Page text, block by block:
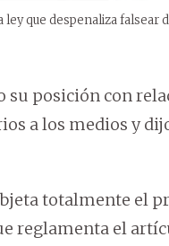
que despenaliza falsear
su posición con
a los medios y
totalmente el
reglamenta el